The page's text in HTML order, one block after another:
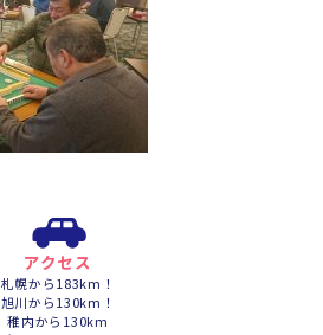
アクセス
札幌から183km！
旭川から130km！
稚内から130km